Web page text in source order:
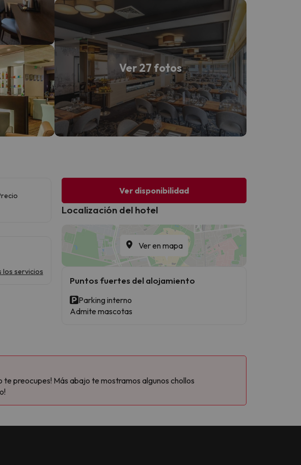
Ver 27 fotos
los servicios
Ver disponibilidad
Localización del hotel
Ver en mapa
Puntos fuertes del alojamiento
Parking interno
Admite mascotas
preocupes! Más abajo te mostramos algunos chollos